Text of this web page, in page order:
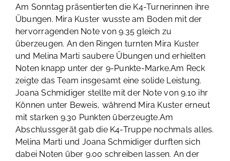
Am Sonntag präsentierten die K4-Turnerinnen ihre
Übungen. Mira Kuster wusste am Boden mit der
hervorragenden Note von 9.35 gleich zu
überzeugen. An den Ringen turnten Mira Kuster
und Melina Marti saubere Übungen und erhielten
Noten knapp unter der 9-Punkte-Marke.Am Reck
zeigte das Team insgesamt eine solide Leistung.
Joana Schmidiger stellte mit der Note von 9.10 ihr
Können unter Beweis, während Mira Kuster erneut
mit starken 9.30 Punkten überzeugte.Am
Abschlussgerät gab die K4-Truppe nochmals alles.
Melina Marti und Joana Schmidiger durften sich
dabei Noten über 9.00 schreiben lassen. An der